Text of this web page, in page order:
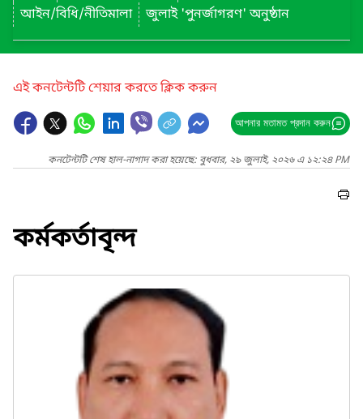
আইন/বিধি/নীতিমালা
জুলাই 'পুনর্জাগরণ' অনুষ্ঠান
এই কনটেন্টটি শেয়ার করতে ক্লিক করুন
আপনার মতামত প্রদান করুন
কনটেন্টটি শেষ হাল-নাগাদ করা হয়েছে: বুধবার, ২৯ জুলাই, ২০২৬ এ ১২:২৪ PM
কর্মকর্তাবৃন্দ